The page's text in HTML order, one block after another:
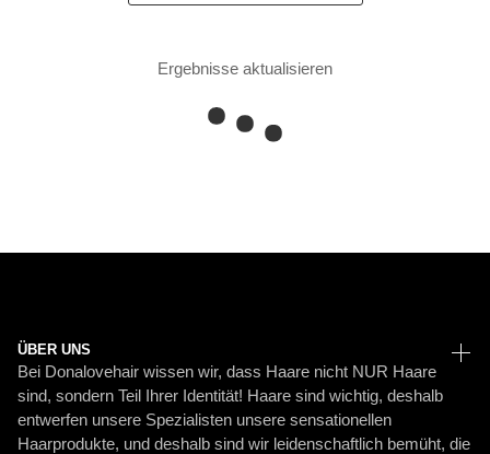
Ergebnisse aktualisieren
ÜBER UNS
Bei Donalovehair wissen wir, dass Haare nicht NUR Haare
sind, sondern Teil Ihrer Identität! Haare sind wichtig, deshalb
entwerfen unsere Spezialisten unsere sensationellen
Haarprodukte, und deshalb sind wir leidenschaftlich bemüht, die